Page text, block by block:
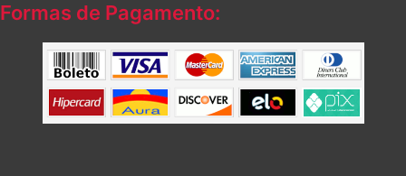
Formas de Pagamento: